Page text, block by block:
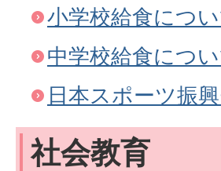
小学校給食につ
中学校給食につ
日本スポーツ振
社会教育